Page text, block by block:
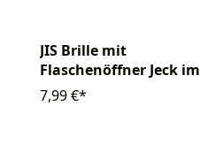
JIS Brille mit
Flaschenöffner Jeck im
Sunnesching
7,99 €*